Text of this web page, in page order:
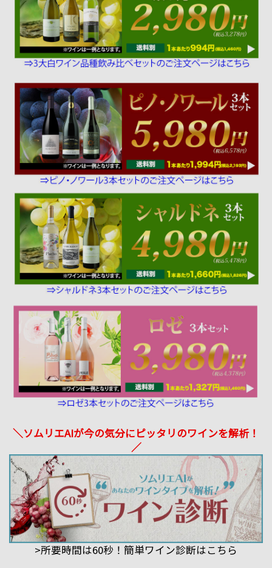
＼ソムリエAIが今の気分にピッタリのワインを解析！
／
>所要時間は60秒！簡単ワイン診断はこちら